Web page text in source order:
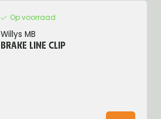
Op voorraad
Willys MB
BRAKE LINE CLIP